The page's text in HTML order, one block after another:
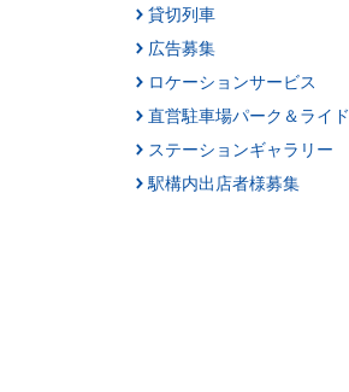
貸切列車
広告募集
ロケーションサービス
直営駐車場パーク＆ライド
ステーションギャラリー
駅構内出店者様募集